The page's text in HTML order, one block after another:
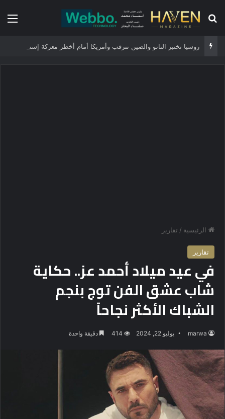
بحث عن
الرئيسية / تقارير
تقارير
في عيد ميلاد أحمد عز.. حكاية
شاب عشق الفن توج بنجم
الشباك الأكثر نجاحاً
marwa يوليو 22, 2024 414 دقيقة واحدة